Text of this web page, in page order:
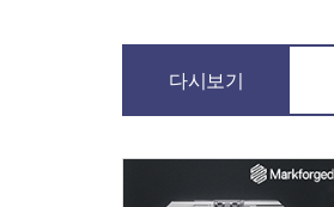
다시보기